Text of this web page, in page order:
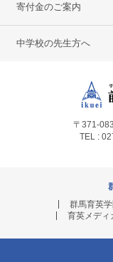
寄付金のご案内
中学校の先生方へ
〒371-
TEL :
群馬育英学
育英メディ